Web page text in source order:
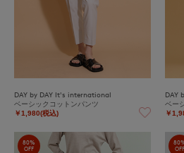
DAY by DAY It's international
ベーシックコットンパンツ
￥1,980(税込)
DAY
ベー
￥
80%
OFF
OFF